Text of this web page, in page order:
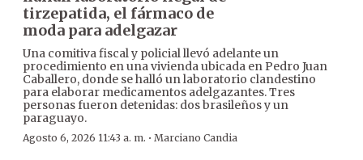
tirzepatida, el fármaco de
moda para adelgazar
Una comitiva fiscal y policial llevó adelante un
procedimiento en una vivienda ubicada en Pedro Juan
Caballero, donde se halló un laboratorio clandestino
para elaborar medicamentos adelgazantes. Tres
personas fueron detenidas: dos brasileños y un
paraguayo.
Agosto 6, 2026 11:43 a. m. · Marciano Candia